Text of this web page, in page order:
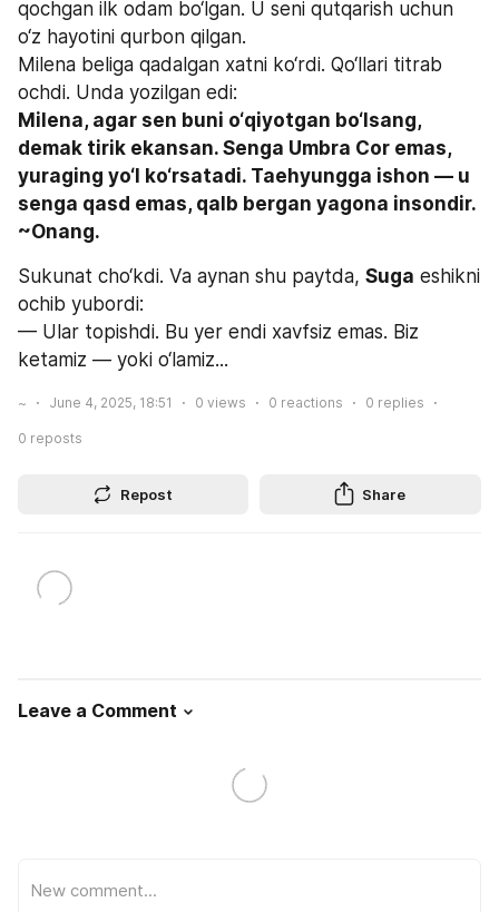
qochgan ilk odam bo‘lgan. U seni qutqarish uchun
o‘z hayotini qurbon qilgan.
Milena beliga qadalgan xatni ko‘rdi. Qo‘llari titrab
ochdi. Unda yozilgan edi:
Milena, agar sen buni o‘qiyotgan bo‘lsang,
demak tirik ekansan. Senga Umbra Cor emas,
yuraging yo‘l ko‘rsatadi. Taehyungga ishon — u
senga qasd emas, qalb bergan yagona insondir.
~Onang.
Sukunat cho‘kdi. Va aynan shu paytda, Suga eshikni
ochib yubordi:
— Ular topishdi. Bu yer endi xavfsiz emas. Biz
ketamiz — yoki o‘lamiz...
~ June 4, 2025, 18:51 0 views 0 reactions 0 replies
0 reposts
Repost Share
Leave a Comment